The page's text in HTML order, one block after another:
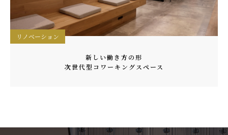
リノベーション
新しい働き方の形
次世代型コワーキングスペース